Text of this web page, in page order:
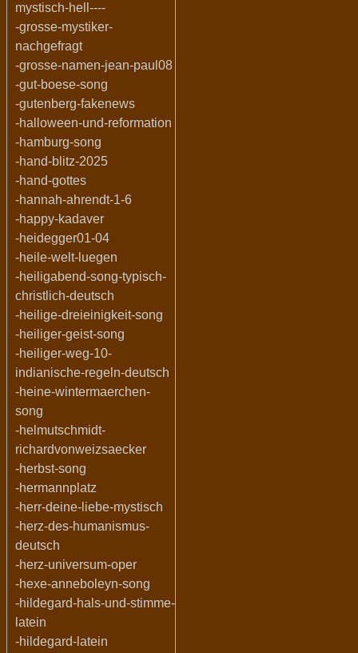
mystisch-hell----
-grosse-mystiker-
nachgefragt
-grosse-namen-jean-paul08
-gut-boese-song
-gutenberg-fakenews
-halloween-und-reformation
-hamburg-song
-hand-blitz-2025
-hand-gottes
-hannah-ahrendt-1-6
-happy-kadaver
-heidegger01-04
-heile-welt-luegen
-heiligabend-song-typisch-
christlich-deutsch
-heilige-dreieinigkeit-song
-heiliger-geist-song
-heiliger-weg-10-
indianische-regeln-deutsch
-heine-wintermaerchen-
song
-helmutschmidt-
richardvonweizsaecker
-herbst-song
-hermannplatz
-herr-deine-liebe-mystisch
-herz-des-humanismus-
deutsch
-herz-universum-oper
-hexe-anneboleyn-song
-hildegard-hals-und-stimme-
latein
-hildegard-latein